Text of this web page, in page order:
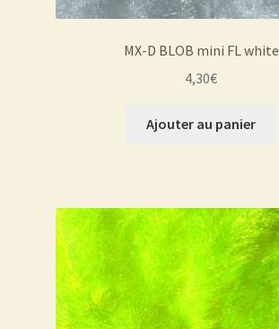
MX-D BLOB mini FL white
4,30€
Ajouter au panier